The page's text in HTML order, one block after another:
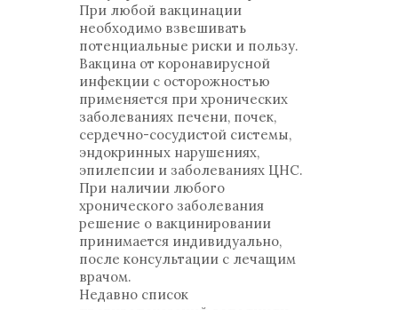
При любой вакцинации
необходимо взвешивать
потенциальные риски и пользу.
Вакцина от коронавирусной
инфекции с осторожностью
применяется при хронических
заболеваниях печени, почек,
сердечно-сосудистой системы,
эндокринных нарушениях,
эпилепсии и заболеваниях ЦНС.
При наличии любого
хронического заболевания
решение о вакцинировании
принимается индивидуально,
после консультации с лечащим
врачом.
Недавно список